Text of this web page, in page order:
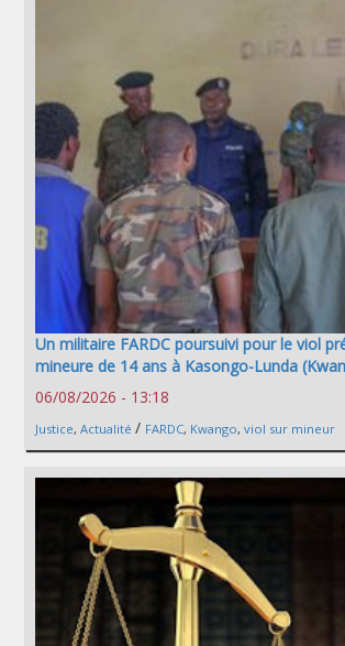
Un militaire FARDC poursuivi pour le viol
mineure de 14 ans à Kasongo-Lunda
06/08/2026 - 13:18
Justice, Actualité / FARDC, Kwango, viol sur mineur